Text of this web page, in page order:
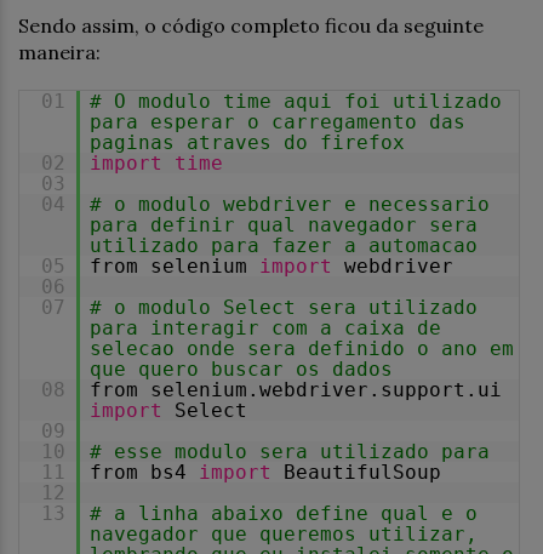
Sendo assim, o código completo ficou da seguinte
maneira:
01
# O modulo time aqui foi utilizado
para esperar o carregamento das
paginas atraves do firefox
02
import
time
03
04
# o modulo webdriver e necessario
para definir qual navegador sera
utilizado para fazer a automacao
05
from selenium import
webdriver
06
07
# o modulo Select sera utilizado
para interagir com a caixa de
selecao onde sera definido o ano em
que quero buscar os dados
08
from selenium.webdriver.support.ui
import
Select
09
10
# esse modulo sera utilizado para
11
from bs4 import
BeautifulSoup
12
13
# a linha abaixo define qual e o
navegador que queremos utilizar,